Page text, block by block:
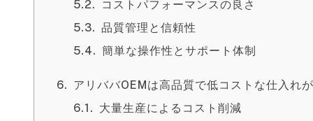
コストパフォーマンスの良さ
品質管理と信頼性
簡単な操作性とサポート体制
アリババOEMは高品質で低コストな仕入れ
大量生産によるコスト削減